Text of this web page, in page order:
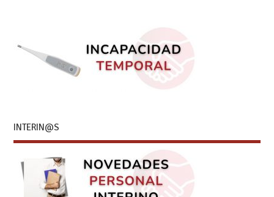
INTERIN@S